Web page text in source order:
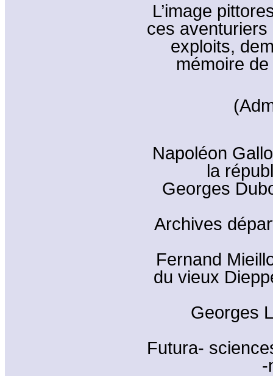
L’image
ces
exploits,
mémoire
Napoléon
la
Georges
Archives
Fernand
du vieux
Georges
Futura-
-